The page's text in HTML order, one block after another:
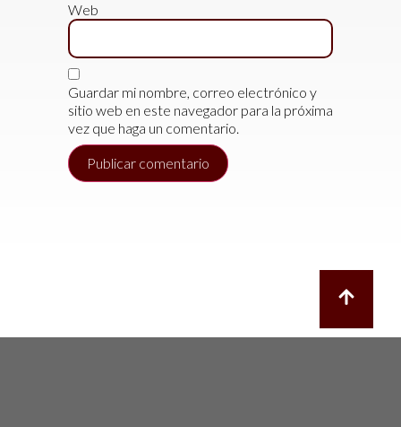
Web
Guardar mi nombre, correo electrónico y
sitio web en este navegador para la próxima
vez que haga un comentario.